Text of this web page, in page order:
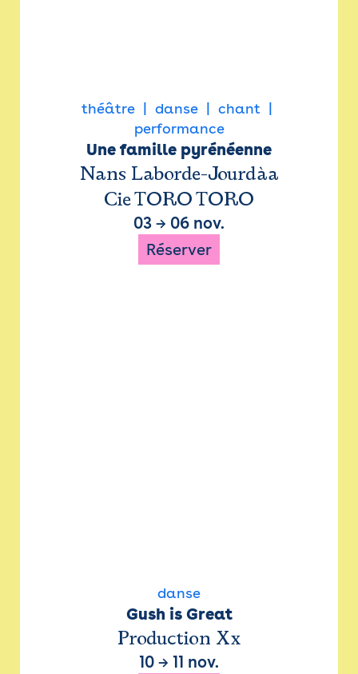
théâtre danse
chant
performance
Une famille pyrénéenne
Nans Laborde-Jourdàa
Cie TORO TORO
03 → 06 nov.
Réserver
danse
Gush is Great
Production Xx
10 → 11 nov.